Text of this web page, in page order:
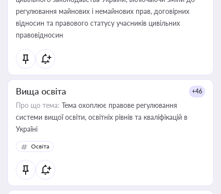
регулювання майнових і немайнових прав, договірних
відносин та правового статусу учасників цивільних
правовідносин
Вища освіта +46
Про що тема: Тема охоплює правове регулювання
системи вищої освіти, освітніх рівнів та кваліфікацій в
Україні
Освіта